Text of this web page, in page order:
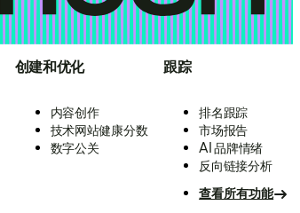
创建和优化
内容创作
技术网站健康分数
数字公关
跟踪
排名跟踪
市场报告
AI 品牌情绪
反向链接分析
查看所有功能